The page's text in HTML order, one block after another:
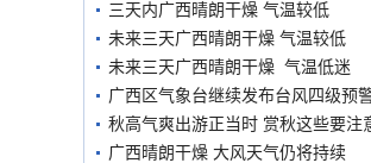
三天内广西晴朗干燥 气温较低
未来三天广西晴朗干燥 气温较低
未来三天广西晴朗干燥 气温低迷
广西区气象台继续发布台风四级预
秋高气爽出游正当时 赏秋这些要注
广西晴朗干燥 大风天气仍将持续